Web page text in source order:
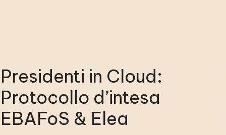
Presidenti in Cloud:
Protocollo d’intesa
EBAFoS & Elea